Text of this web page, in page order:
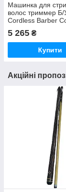
Машинка для
волос триммер Б/
Cordless Barber
5 265 ₴
Купити
Акційні